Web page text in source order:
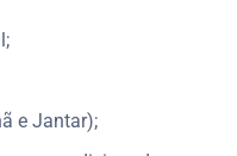
e Jantar);